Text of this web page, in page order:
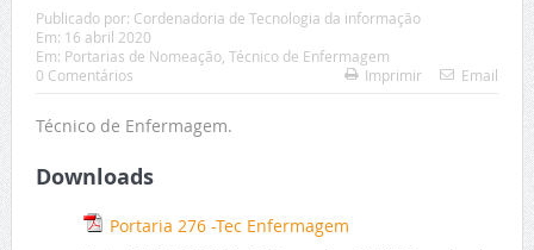
Publicado por: Cordenadoria de Tecnologia da informação
Em: 16 abril 2020
Em: Portarias de Nomeação, Técnico de Enfermagem
0 Comentários
Imprimir Email
Técnico de Enfermagem.
Downloads
Portaria 276 -Tec Enfermagem